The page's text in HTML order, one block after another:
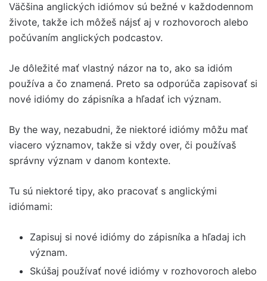
Väčšina anglických idiómov sú bežné v každodennom
živote, takže ich môžeš nájsť aj v rozhovoroch alebo
počúvaním anglických podcastov.
Je dôležité mať vlastný názor na to, ako sa idióm
používa a čo znamená. Preto sa odporúča zapisovať si
nové idiómy do zápisníka a hľadať ich význam.
By the way, nezabudni, že niektoré idiómy môžu mať
viacero významov, takže si vždy over, či používaš
správny význam v danom kontexte.
Tu sú niektoré tipy, ako pracovať s anglickými
idiómami:
Zapisuj si nové idiómy do zápisníka a hľadaj ich
význam.
Skúšaj používať nové idiómy v rozhovoroch alebo